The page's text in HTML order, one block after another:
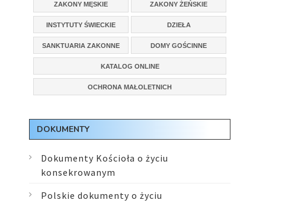
ZAKONY MĘSKIE ZAKONY ŻEŃSKIE
INSTYTUTY ŚWIECKIE DZIEŁA
SANKTUARIA ZAKONNE DOMY GOŚCINNE
KATALOG ONLINE
OCHRONA MAŁOLETNICH
DOKUMENTY
Dokumenty Kościoła o życiu
konsekrowanym
Polskie dokumenty o życiu